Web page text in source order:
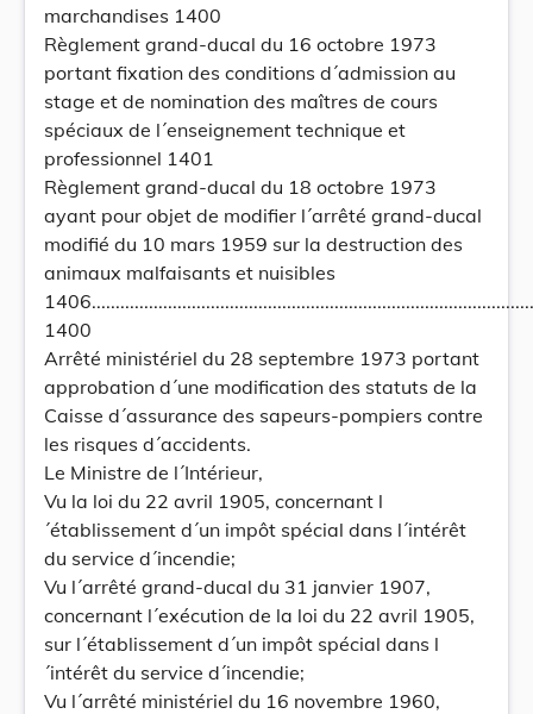
marchandises 1400
Règlement grand-ducal du 16 octobre 1973
portant fixation des conditions d´admission au
stage et de nomination des maîtres de cours
spéciaux de l´enseignement technique et
professionnel 1401
Règlement grand-ducal du 18 octobre 1973
ayant pour objet de modifier l´arrêté grand-ducal
modifié du 10 mars 1959 sur la destruction des
animaux malfaisants et nuisibles
1400
Arrêté ministériel du 28 septembre 1973 portant
approbation d´une modification des statuts de la
Caisse d´assurance des sapeurs-pompiers contre
les risques d´accidents.
Le Ministre de l´Intérieur,
Vu la loi du 22 avril 1905, concernant l
´établissement d´un impôt spécial dans l´intérêt
du service d´incendie;
Vu l´arrêté grand-ducal du 31 janvier 1907,
concernant l´exécution de la loi du 22 avril 1905,
sur l´établissement d´un impôt spécial dans l
´intérêt du service d´incendie;
Vu l´arrêté ministériel du 16 novembre 1960,